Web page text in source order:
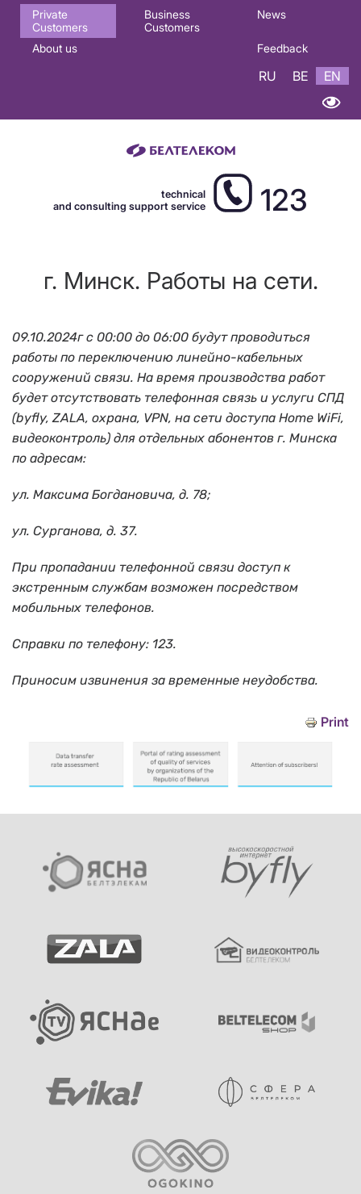
Основная
навигация
Private
Customers
Business
Customers
News
About us Feedback
RU BE EN
technical
and consulting support service
123
г. Минск. Работы на сети.
09.10.2024г с 00:00 до 06:00 будут проводиться
работы по переключению линейно-кабельных
сооружений связи. На время производства работ
будет отсутствовать телефонная связь и услуги СПД
(byfly, ZALA, охрана, VPN, на сети доступа Home WiFi,
видеоконтроль) для отдельных абонентов г. Минска
по адресам:
ул. Максима Богдановича, д. 78;
ул. Сурганова, д. 37.
При пропадании телефонной связи доступ к
экстренным службам возможен посредством
мобильных телефонов.
Справки по телефону: 123.
Приносим извинения за временные неудобства.
Print